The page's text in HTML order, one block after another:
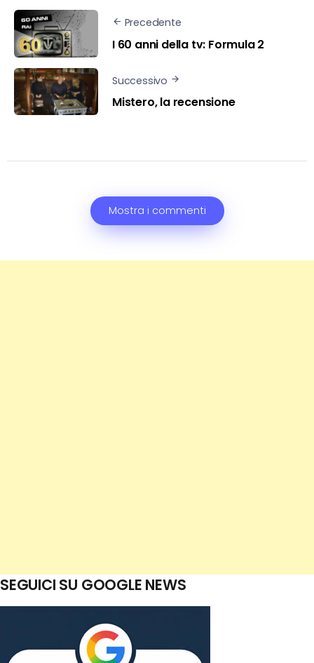
Precedente
I 60 anni della tv: Formula 2
Successivo
Mistero, la recensione
Mostra i commenti
SEGUICI SU GOOGLE NEWS